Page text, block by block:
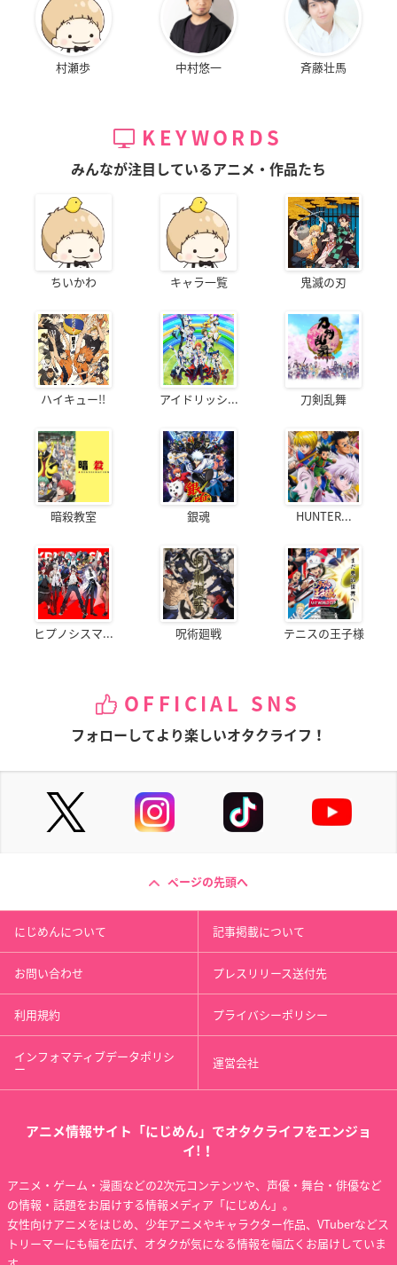
村瀬歩 中村悠一 斉藤壮馬
KEYWORDS
みんなが注目しているアニメ・作品たち
ちいかわ キャラ一覧 鬼滅の刃
ハイキュー!! アイドリッシ... 刀剣乱舞
暗殺教室 銀魂 HUNTER...
ヒプノシスマ... 呪術廻戦 テニスの王子様
OFFICIAL SNS
フォローしてより楽しいオタクライフ！
ページの先頭へ
にじめんについて 記事掲載について
お問い合わせ プレスリリース送付先
利用規約 プライバシーポリシー
インフォマティブデータポリシ
ー 運営会社
アニメ情報サイト「にじめん」でオタクライフをエンジョ
イ!！
アニメ・ゲーム・漫画などの2次元コンテンツや、声優・舞台・俳優など
の情報・話題をお届けする情報メディア「にじめん」。
女性向けアニメをはじめ、少年アニメやキャラクター作品、VTuberなどス
トリーマーにも幅を広げ、オタクが気になる情報を幅広くお届けしていま